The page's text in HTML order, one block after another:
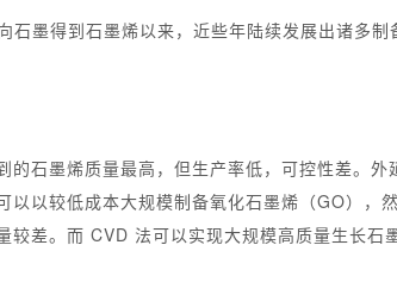
石墨得到石墨烯以来，近些年陆续发展出诸多
的石墨烯质量最高，但生产率低，可控性差。
以以较低成本大规模制备氧化石墨烯（GO）
较差。而 CVD 法可以实现大规模高质量生长